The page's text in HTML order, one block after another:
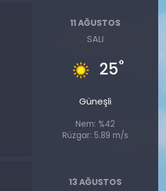
11 AĞUSTOS
SALI
25°
Güneşli
Nem: %42
Rüzgar: 5.89 m/s
13 AĞUSTOS